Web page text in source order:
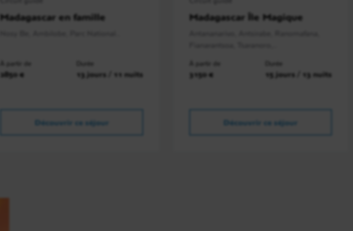
Madagascar en famille
À partir de
2850 €
Durée
13 jours / 11 nuits
Découvrir ce séjour
Madagascar Île Magique
À partir de
3150 €
Durée
15 jours / 13 nuits
Découvrir ce séjour